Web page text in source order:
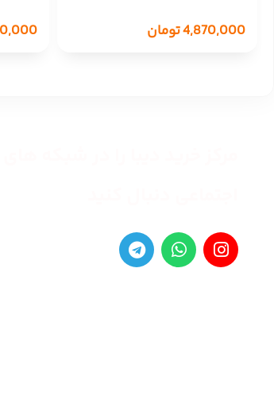
4,870,000تومان